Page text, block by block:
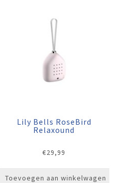
Lily Bells RoseBird
Relaxound
€29,99
Toevoegen aan winkelwagen